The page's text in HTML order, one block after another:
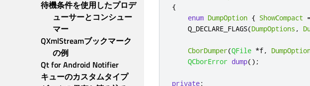
待機条件を使用したプロデ
ューサーとコンシュー
マー
QXmlStreamブックマーク
の例
Qt for Android Notifier
キューのカスタムタイプ
{
enum DumpOption { ShowCompact
    Q_DECLARE_FLAGS
(DumpOptions ,
CborDumper(QFile *f,
QCborError dump();
private: